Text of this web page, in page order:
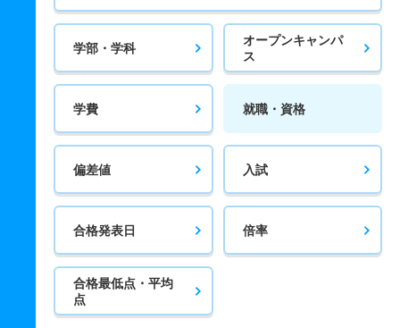
学部・学科
オープンキャンパ
ス
学費 就職・資格
偏差値 入試
合格発表日 倍率
合格最低点・平均
点